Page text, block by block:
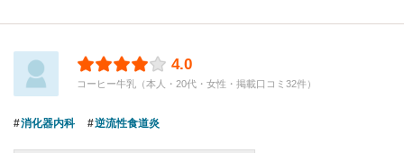
4.0
コーヒー牛乳（本人・20代・女性・掲載口コミ32件）
消化器内科 逆流性食道炎